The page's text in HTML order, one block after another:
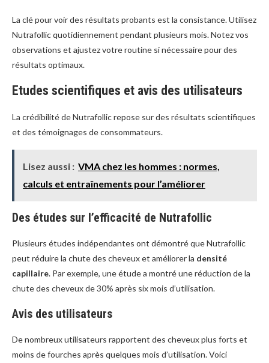
La clé pour voir des résultats probants est la consistance. Utilisez
Nutrafollic quotidiennement pendant plusieurs mois. Notez vos
observations et ajustez votre routine si nécessaire pour des
résultats optimaux.
Etudes scientifiques et avis des utilisateurs
La crédibilité de Nutrafollic repose sur des résultats scientifiques
et des témoignages de consommateurs.
Lisez aussi : VMA chez les hommes : normes,
calculs et entraînements pour l’améliorer
Des études sur l’efficacité de Nutrafollic
Plusieurs études indépendantes ont démontré que Nutrafollic
peut réduire la chute des cheveux et améliorer la densité
capillaire. Par exemple, une étude a montré une réduction de la
chute des cheveux de 30% après six mois d’utilisation.
Avis des utilisateurs
De nombreux utilisateurs rapportent des cheveux plus forts et
moins de fourches après quelques mois d’utilisation. Voici